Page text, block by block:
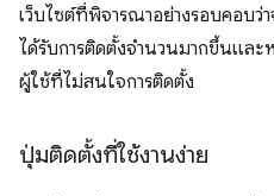
เว็บไซต์ที่พิจารณาอย่างรอบคอบว่
ได้รับการติดตั้งจำนวนมากขึ้นและ
ผู้ใช้ที่ไม่สนใจการติดตั้ง
ปุ่มติดตั้งที่ใช้งานง่าย